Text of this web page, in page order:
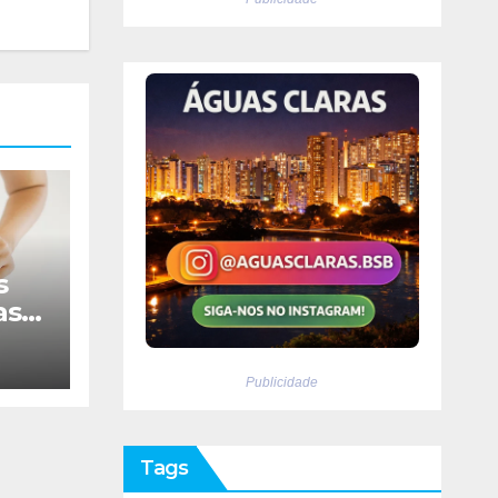
Publicidade
Tags